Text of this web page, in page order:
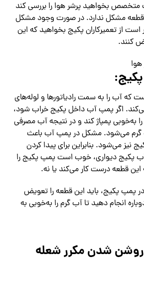
متخصص بخواهید پرشر هوا را بررسی کند
مشکل ندارد. در صورت وجود مشکل
است از تعمیرکاران پکیج بخواهید که این
کنند.
که آب را به سمت رادیاتورها و لوله‌های
اگر پمپ آب داخل پکیج خراب شود،
به‌خوبی پمپاژ کند و در نتیجه آب مصرفی
و گرم می‌شود. مشکل در پمپ آب باعث
می‌شود. بنابراین برای پیدا کردن
پکیج دیواری، خوب است پمپ پکیج را
این قطعه درست کار می‌کند یا نه.
پمپ پکیج، باید این قطعه را تعویض
انجام دهید تا آب گرم را به‌خوبی به
روشن شدن مکرر شعله